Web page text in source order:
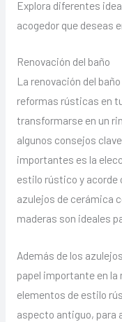
Explora diferentes
acogedor que deseas
Renovación del baño
La renovación del
reformas rústicas en
transformarse en un
algunos consejos
importantes es la
estilo rústico y acorde
azulejos de cerámica
maderas son ideales
Además de los
papel importante en la
elementos de estilo
aspecto antiguo, para